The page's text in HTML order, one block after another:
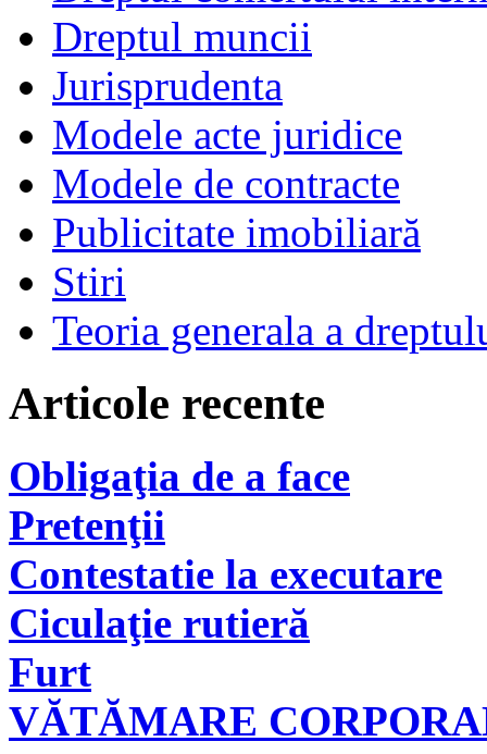
Dreptul muncii
Jurisprudenta
Modele acte juridice
Modele de contracte
Publicitate imobiliară
Stiri
Teoria generala a
Articole recente
Obligaţia de a face
Pretenţii
Contestatie la executare
Ciculaţie rutieră
Furt
VĂTĂMARE